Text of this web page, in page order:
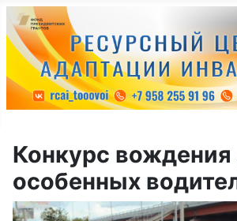
Конкурс вождения
особенных